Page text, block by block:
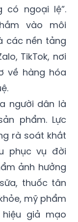
có ngoại lệ”.
vào môi
các nền tảng
TikTok, nơi
về hàng hóa
người dân là
phẩm. Lực
rà soát khắt
phục vụ đời
ảnh hưởng
thuốc tân
mỹ phẩm
giả mạo